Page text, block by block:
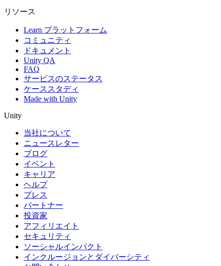
リソース
Learn プラットフォーム
コミュニティ
ドキュメント
Unity QA
FAQ
サービスのステータス
ケーススタディ
Made with Unity
Unity
当社について
ニュースレター
ブログ
イベント
キャリア
ヘルプ
プレス
パートナー
投資家
アフィリエイト
セキュリティ
ソーシャルインパクト
インクルージョンとダイバーシティ